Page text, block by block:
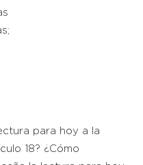
para hoy a la
18? ¿Cómo